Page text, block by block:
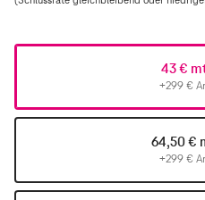
43 €
+299 €
64,50 €
+299 €